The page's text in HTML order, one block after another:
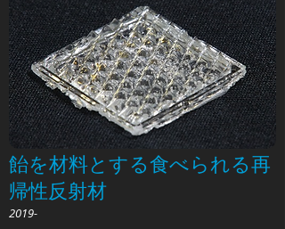
飴を材料とする食べられる再
帰性反射材
2019-